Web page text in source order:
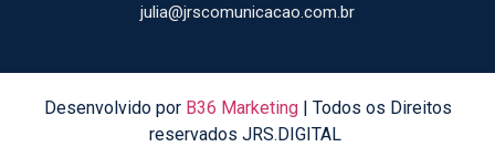
julia@jrscomunicacao.com.br
Desenvolvido por B36 Marketing| Todos os Direitos
reservados JRS.DIGITAL